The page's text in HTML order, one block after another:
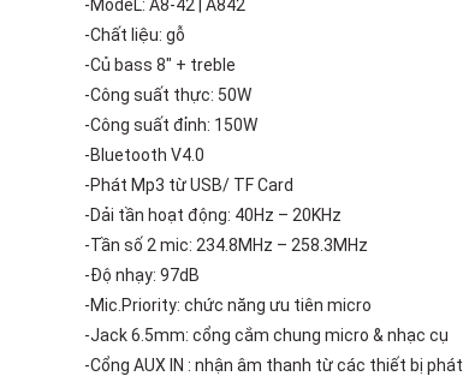
-ModeL: A8-42 | A842
-Chất liệu: gỗ
-Củ bass 8″ + treble
-Công suất thực: 50W
-Công suất đỉnh: 150W
-Bluetooth V4.0
-Phát Mp3 từ USB/ TF Card
-Dải tần hoạt động: 40Hz – 20KHz
-Tần số 2 mic: 234.8MHz – 258.3MHz
-Độ nhạy: 97dB
-Mic.Priority: chức năng ưu tiên micro
-Jack 6.5mm: cổng cắm chung micro & nhạc cụ
-Cổng AUX IN : nhận âm thanh từ các thiết bị phát